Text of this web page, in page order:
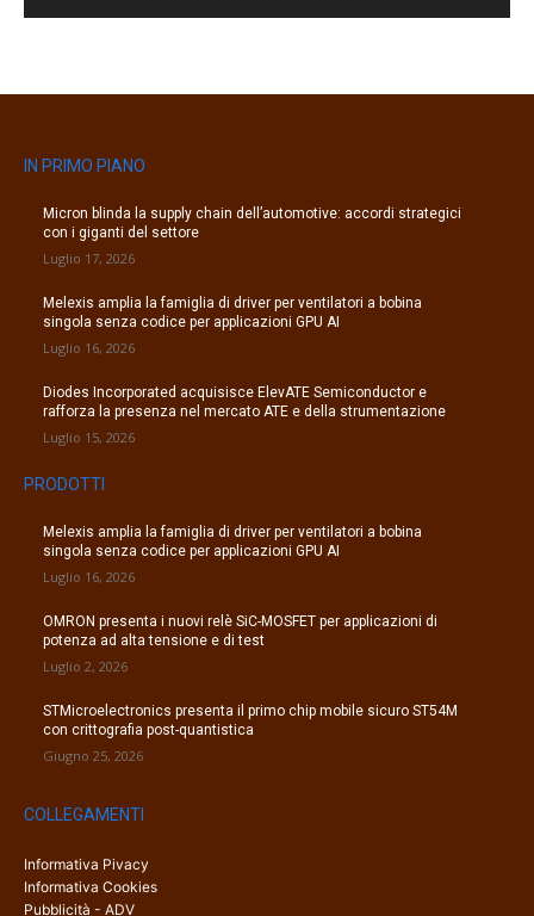
IN PRIMO PIANO
Micron blinda la supply chain dell’automotive: accordi strategici
con i giganti del settore
Luglio 17, 2026
Melexis amplia la famiglia di driver per ventilatori a bobina
singola senza codice per applicazioni GPU AI
Luglio 16, 2026
Diodes Incorporated acquisisce ElevATE Semiconductor e
rafforza la presenza nel mercato ATE e della strumentazione
Luglio 15, 2026
PRODOTTI
Melexis amplia la famiglia di driver per ventilatori a bobina
singola senza codice per applicazioni GPU AI
Luglio 16, 2026
OMRON presenta i nuovi relè SiC-MOSFET per applicazioni di
potenza ad alta tensione e di test
Luglio 2, 2026
STMicroelectronics presenta il primo chip mobile sicuro ST54M
con crittografia post-quantistica
Giugno 25, 2026
COLLEGAMENTI
Informativa Pivacy
Informativa Cookies
Pubblicità - ADV